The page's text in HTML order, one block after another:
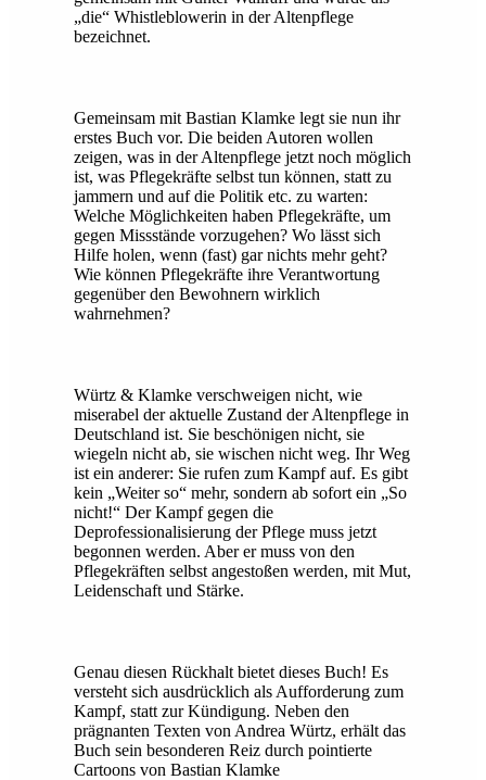
„die“ Whistleblowerin in der Altenpflege
bezeichnet.
Gemeinsam mit Bastian Klamke legt sie nun ihr
erstes Buch vor. Die beiden Autoren wollen
zeigen, was in der Altenpflege jetzt noch möglich
ist, was Pflegekräfte selbst tun können, statt zu
jammern und auf die Politik etc. zu warten:
Welche Möglichkeiten haben Pflegekräfte, um
gegen Missstände vorzugehen? Wo lässt sich
Hilfe holen, wenn (fast) gar nichts mehr geht?
Wie können Pflegekräfte ihre Verantwortung
gegenüber den Bewohnern wirklich
wahrnehmen?
Würtz & Klamke verschweigen nicht, wie
miserabel der aktuelle Zustand der Altenpflege in
Deutschland ist. Sie beschönigen nicht, sie
wiegeln nicht ab, sie wischen nicht weg. Ihr Weg
ist ein anderer: Sie rufen zum Kampf auf. Es gibt
kein „Weiter so“ mehr, sondern ab sofort ein „So
nicht!“ Der Kampf gegen die
Deprofessionalisierung der Pflege muss jetzt
begonnen werden. Aber er muss von den
Pflegekräften selbst angestoßen werden, mit Mut,
Leidenschaft und Stärke.
Genau diesen Rückhalt bietet dieses Buch! Es
versteht sich ausdrücklich als Aufforderung zum
Kampf, statt zur Kündigung. Neben den
prägnanten Texten von Andrea Würtz, erhält das
Buch sein besonderen Reiz durch pointierte
Cartoons von Bastian Klamke